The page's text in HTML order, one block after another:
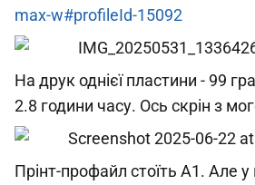
max-w#profileId-15092
На друк однієї пластини - 99
2.8 години часу. Ось скрін з
Прінт-профайл стоїть А1. Але у